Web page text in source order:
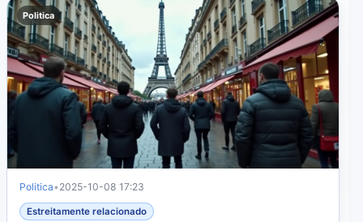
Politica
Politica• 2025-10-08 17:23
Estreitamente relacionado